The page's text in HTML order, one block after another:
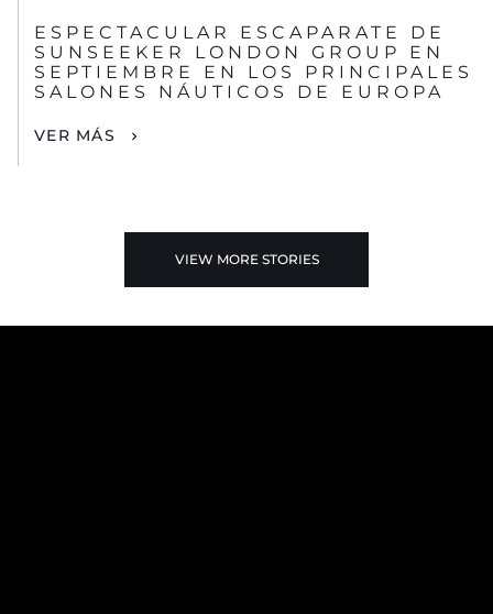
ESPECTACULAR ESCAPARATE DE
SUNSEEKER LONDON GROUP EN
SEPTIEMBRE EN LOS PRINCIPALES
SALONES NÁUTICOS DE EUROPA
VER MÁS
VIEW MORE STORIES